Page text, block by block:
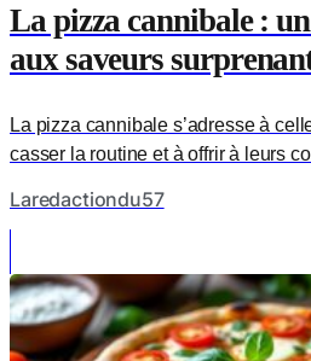
La pizza cannibale :
aux saveurs
La pizza cannibale s’adresse à
casser la routine et à offrir à leurs
Laredactiondu57